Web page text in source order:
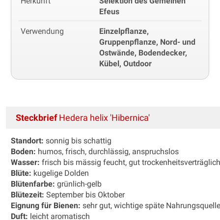
Efeus
Verwendung
Einzelpflanze,
Gruppenpflanze, Nord- und
Ostwände, Bodendecker,
Kübel, Outdoor
SteckbriefHedera helix 'Hibernica'
Standort: sonnig bis schattig
Boden: humos, frisch, durchlässig, anspruchslos
Wasser: frisch bis mässig feucht, gut
Blüte: kugelige Dolden
Blütenfarbe: grünlich-gelb
Blütezeit: September bis Oktober
Eignung für Bienen: sehr gut, wichtige späte
Duft: leicht aromatisch